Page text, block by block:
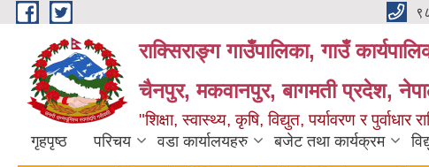
Skip to main content
राक्सिराङ्ग गाउँपालिका, गाउँ
चैनपुर, मकवानपुर, बागमती प्रदेश,
"शिक्षा, स्वास्थ्य, कृषि, विद्युत, पर्यावरण र
गृहपृष्ठ परिचय वडा कार्यालयहरु बजेट तथा कार्यक्रम